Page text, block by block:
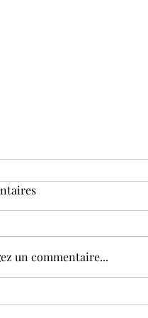
le jour J ! Rejoins le
le Challenge
Express – 8 jours ,
un commentaire...